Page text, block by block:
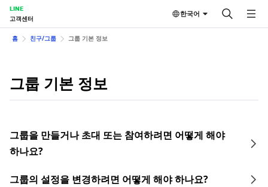
LINE
고객센터
한국어
홈 친구/그룹 그룹 기본 정보
그룹 기본 정보
그룹을 만들거나 초대 또는 참여하려면 어떻게 해야
하나요?
그룹의 설정을 변경하려면 어떻게 해야 하나요?